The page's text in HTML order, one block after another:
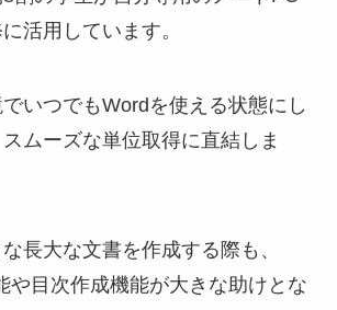
活用しています。
いつでもWordを使える状態にし
ムーズな単位取得に直結しま
長大な文書を作成する際も、
や目次作成機能が大きな助けとな